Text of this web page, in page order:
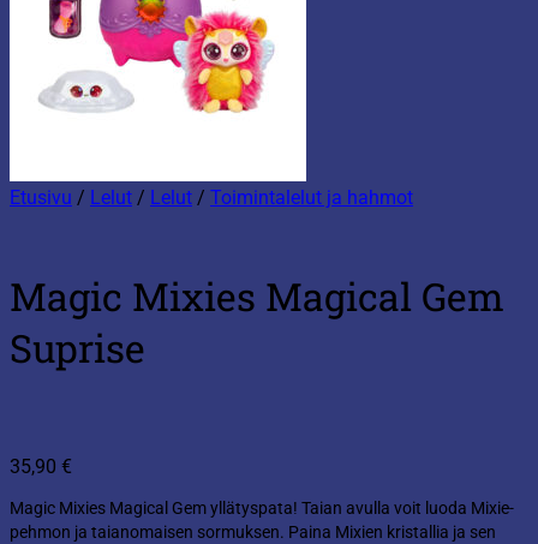
Etusivu / Lelut / Lelut / Toimintalelut ja hahmot
Magic Mixies Magical Gem
Suprise
35,90 €
Magic Mixies Magical Gem yllätyspata! Taian avulla voit luoda Mixie-
pehmon ja taianomaisen sormuksen. Paina Mixien kristallia ja sen